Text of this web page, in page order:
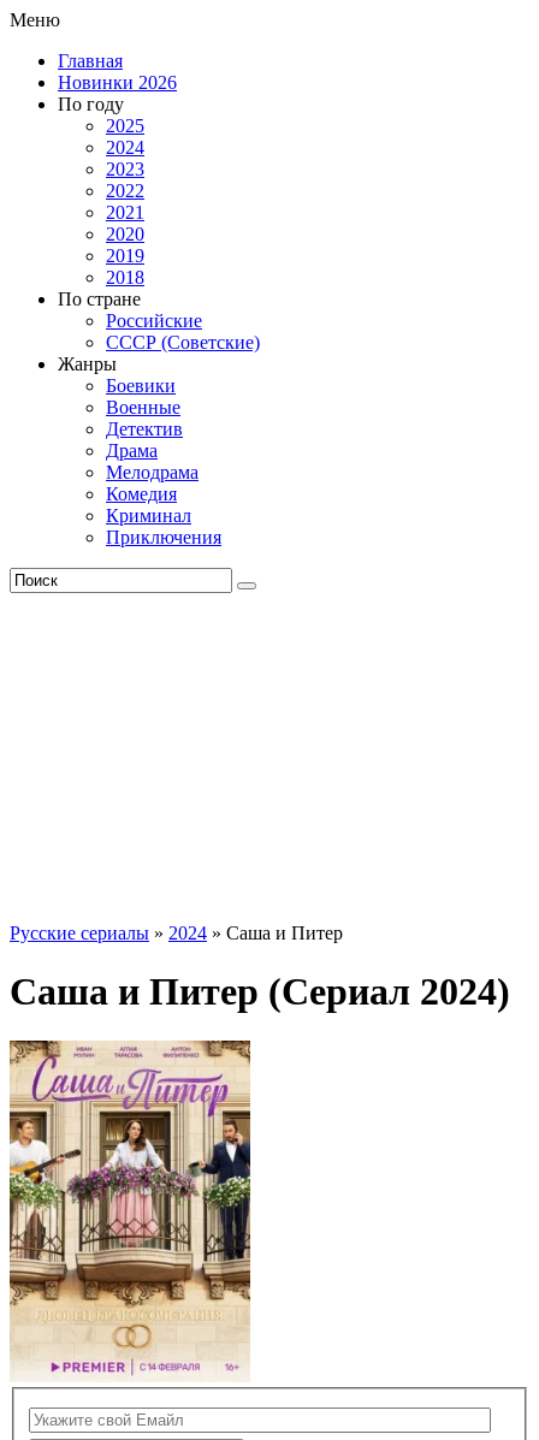
Меню
Главная
Новинки 2026
По году
2025
2024
2023
2022
2021
2020
2019
2018
По стране
Российские
СССР (Советские)
Жанры
Боевики
Военные
Детектив
Драма
Мелодрама
Комедия
Криминал
Приключения
Русские сериалы » 2024 » Саша и Питер
Саша и Питер (Сериал 2024)